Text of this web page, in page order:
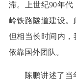
滞。上世纪90年
岭铁路隧道建设。
但相当长时间内
依靠国外团队。
陈鹏讲述了